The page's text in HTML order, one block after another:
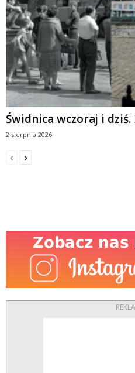
Świdnica wczoraj i dziś.
2 sierpnia 2026